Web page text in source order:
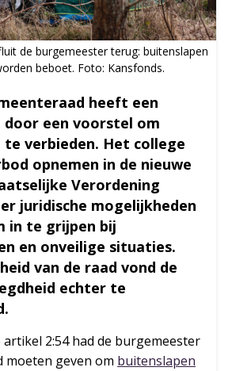
de burgemeester terug: buitenslapen
beboet. Foto: Kansfonds.
heeft een
een voorstel om
te verbieden. Het college
opnemen in de nieuwe
Verordening
juridische mogelijkheden
in te grijpen bij
en onveilige situaties.
van de raad vond de
echter te
2:54 had de burgemeester
moeten geven om buitenslapen